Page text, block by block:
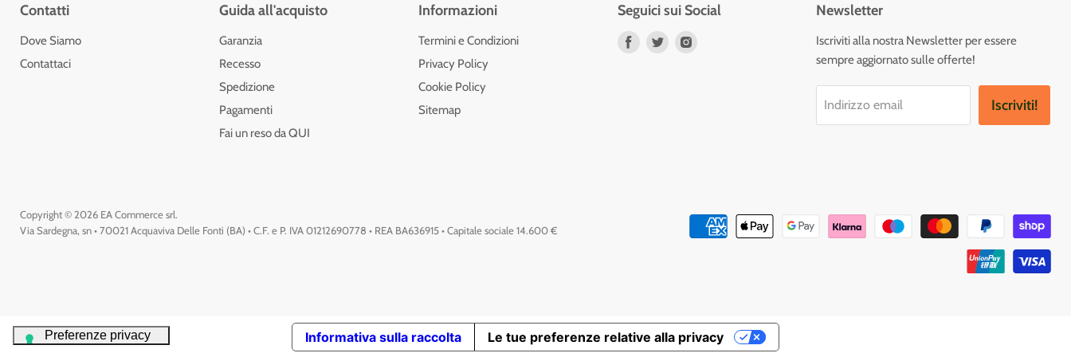
Contatti
Dove Siamo
Contattaci
Guida all'acquisto
Garanzia
Recesso
Spedizione
Pagamenti
Fai un reso da QUI
Informazioni
Termini e Condizioni
Privacy Policy
Cookie Policy
Sitemap
Seguici sui Social
Trovaci Trovaci
Newsletter
Iscriviti alla nostra Newsletter per essere
sempre aggiornato sulle offerte!
Indirizzo email Iscriviti!
Copyright © 2026 EA Commerce srl.
Via Sardegna, sn • 70021 Acquaviva Delle Fonti (BA) • C.F. e P. IVA 01212690778 • REA BA636915 • Capitale sociale 14.600 €
Informativa sulla raccolta Le tue preferenze relative alla privacy